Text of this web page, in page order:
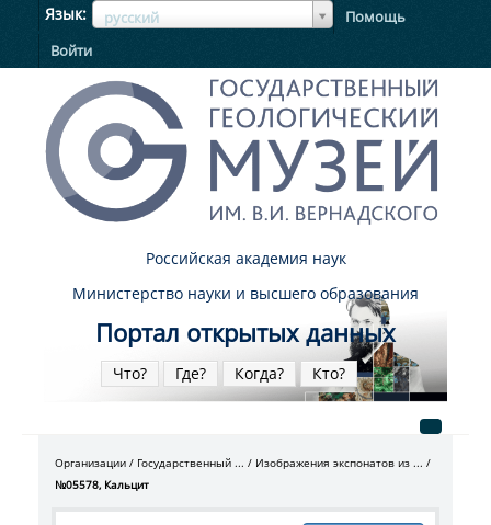
Язык русский
ЯзыкЯзык
Помощь
Войти
Российская академия наук
Министерство науки и высшего образования
Портал открытых данных
Что? Где? Когда? Кто?
Организации Государственный ...
Изображения экспонатов из ...
№05578, Кальцит